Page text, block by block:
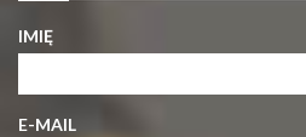
IMIĘ
E-MAIL